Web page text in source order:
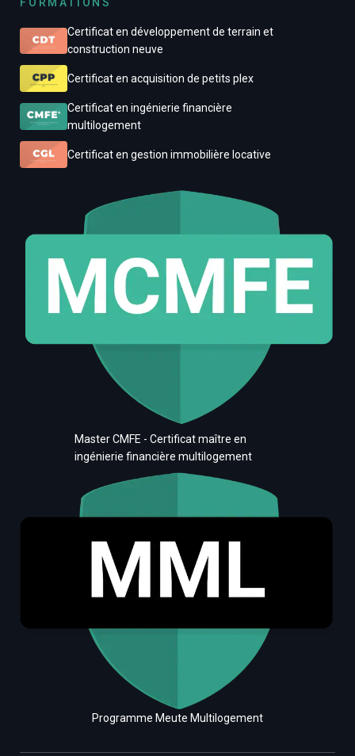
Certificat en développement de terrain et
construction neuve
Certificat en acquisition de petits plex
Certificat en ingénierie financière
multilogement
Certificat en gestion immobilière locative
Master CMFE - Certificat maître en
ingénierie financière multilogement
Programme Meute Multilogement